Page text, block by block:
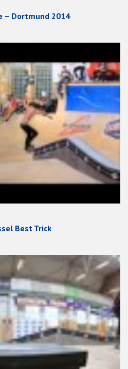
– Dortmund 2014
Best Trick